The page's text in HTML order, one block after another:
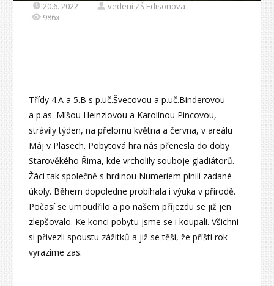
20.6. 2022
vedení ZŠ Edisonova
986x
Třídy 4.A a 5.B s p.uč.Švecovou a p.uč.Binderovou
a p.as. Míšou Heinzlovou a Karolínou Pincovou,
strávily týden, na přelomu května a června, v areálu
Máj v Plasech. Pobytová hra nás přenesla do doby
Starověkého Řima, kde vrcholily souboje gladiátorů.
Žáci tak společně s hrdinou Numeriem plnili zadané
úkoly. Během dopoledne probíhala i výuka v přírodě.
Počasí se umoudřilo a po našem příjezdu se již jen
zlepšovalo. Ke konci pobytu jsme se i koupali. Všichni
si přivezli spoustu zážitků a již se těší, že příští rok
vyrazíme zas.